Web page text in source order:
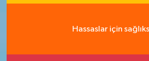
Hassaslar için